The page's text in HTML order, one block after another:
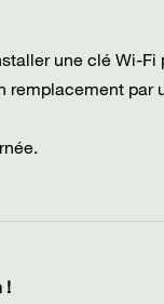
une clé Wi-
remplacement par
!